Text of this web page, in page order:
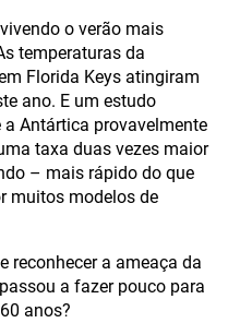
o verão mais
temperaturas da
Florida Keys atingiram
ano. E um estudo
a Antártica provavelmente
taxa duas vezes maior
– mais rápido do que
muitos modelos de
reconhecer a ameaça da
a fazer pouco para
anos?